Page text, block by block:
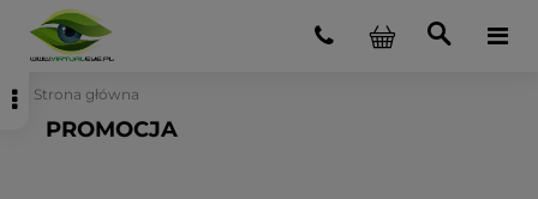
Strona główna
PROMOCJA